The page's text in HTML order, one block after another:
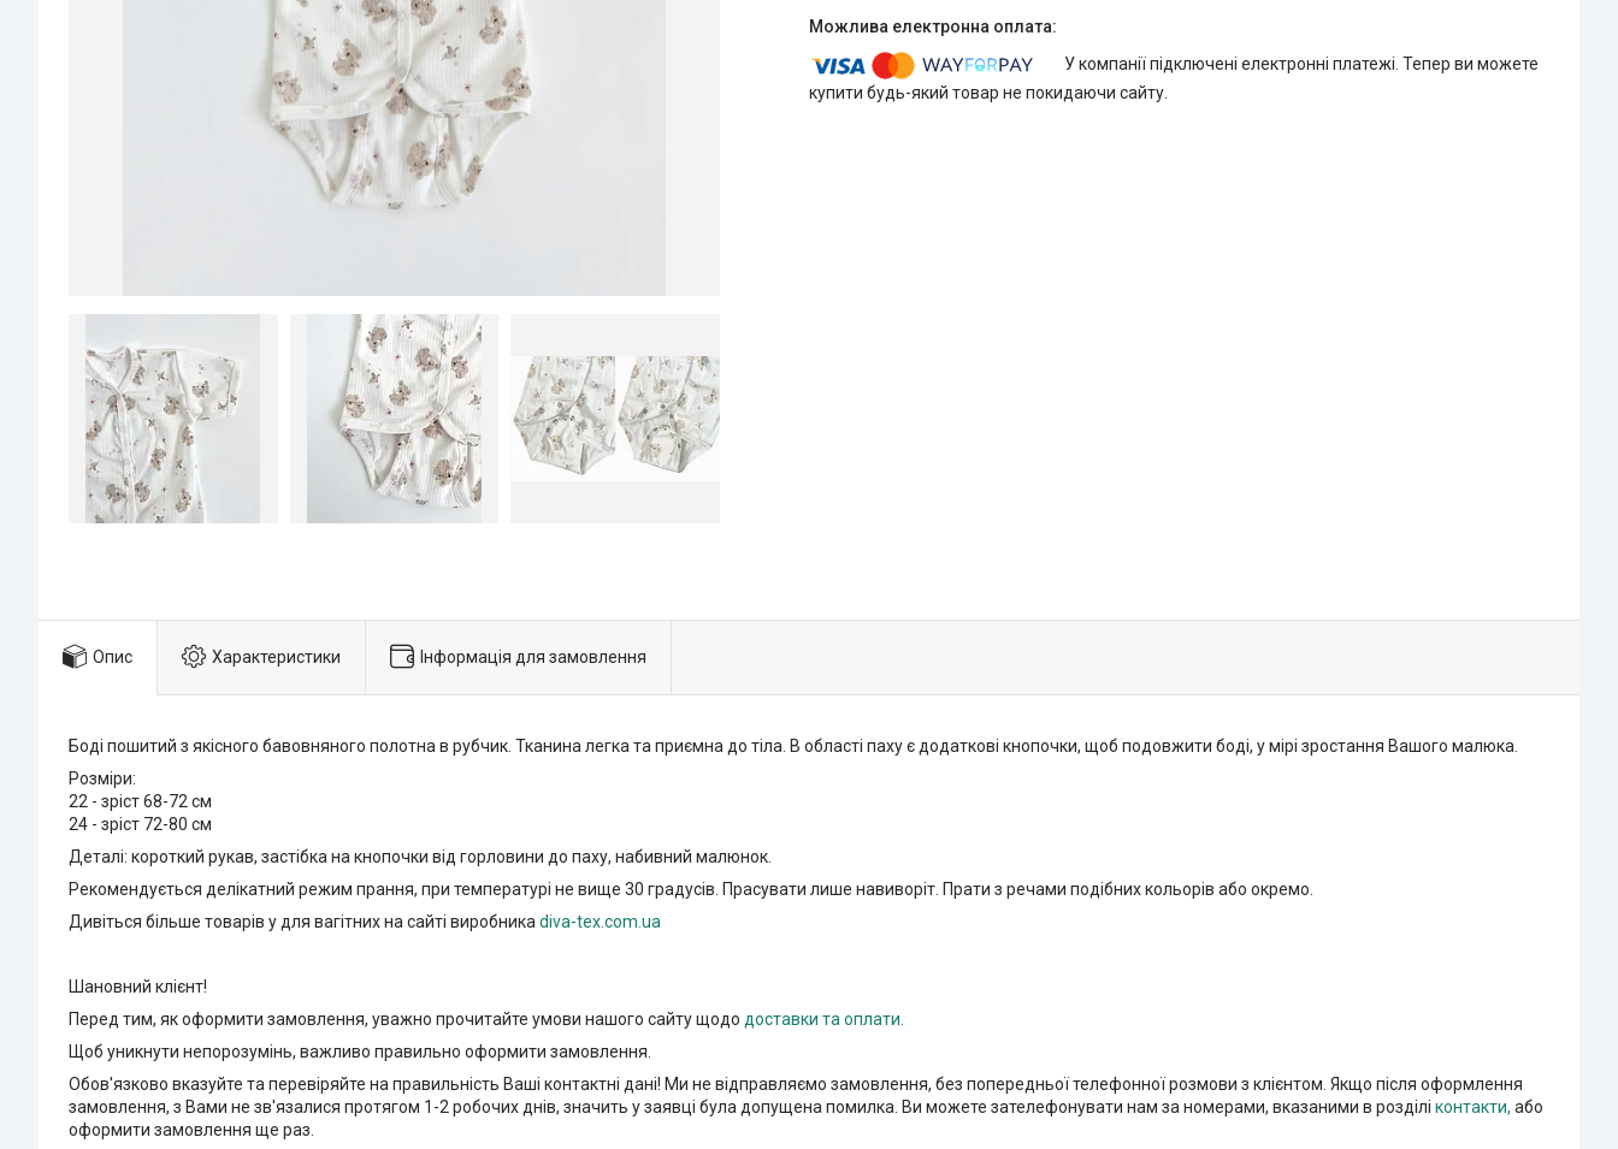
У компанії підключені електронні платежі. Тепер ви можете
купити будь-який товар не покидаючи сайту.
Опис Характеристики Інформація для замовлення
Боді пошитий з якісного бавовняного полотна в рубчик. Тканина легка та приємна до тіла. В області паху є додаткові кнопочки, щоб подовжити боді, у мірі зростання Вашого малюка.
Розміри:
22 - зріст 68-72 см
24 - зріст 72-80 см
Деталі: короткий рукав, застібка на кнопочки від горловини до паху, набивний малюнок.
Рекомендується делікатний режим прання, при температурі не вище 30 градусів. Прасувати лише навиворіт. Прати з речами подібних кольорів або окремо.
Дивіться більше товарів у для вагітних на сайті виробника diva-tex.com.ua
Шановний клієнт!
Перед тим, як оформити замовлення, уважно прочитайте умови нашого сайту щодо доставки та оплати.
Щоб уникнути непорозумінь, важливо правильно оформити замовлення.
Обов'язково вказуйте та перевіряйте на правильність Ваші контактні дані! Ми не відправляємо замовлення, без попередньої телефонної розмови з клієнтом. Якщо після оформлення
замовлення, з Вами не зв'язалися протягом 1-2 робочих днів, значить у заявці була допущена помилка. Ви можете зателефонувати нам за номерами, вказаними в розділі контакти, або
оформити замовлення ще раз.